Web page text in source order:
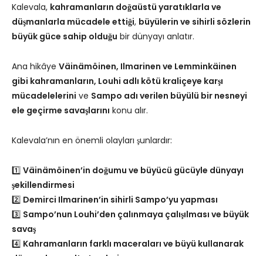
Kalevala, kahramanların doğaüstü yaratıklarla ve
düşmanlarla mücadele ettiği, büyülerin ve sihirli sözlerin
büyük güce sahip olduğu bir dünyayı anlatır.
Ana hikâye Väinämöinen, Ilmarinen ve Lemminkäinen
gibi kahramanların, Louhi adlı kötü kraliçeye karşı
mücadelelerini ve Sampo adı verilen büyülü bir nesneyi
ele geçirme savaşlarını konu alır.
Kalevala’nın en önemli olayları şunlardır:
1️⃣ Väinämöinen’in doğumu ve büyücü gücüyle dünyayı
şekillendirmesi
2️⃣ Demirci Ilmarinen’in sihirli Sampo’yu yapması
3️⃣ Sampo’nun Louhi’den çalınmaya çalışılması ve büyük
savaş
4️⃣ Kahramanların farklı maceraları ve büyü kullanarak